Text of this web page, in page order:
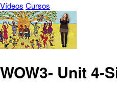
Vídeos Cursos
WOW3- Unit 4-